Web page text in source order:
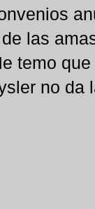
las
temo
no da